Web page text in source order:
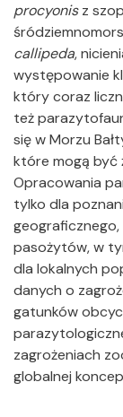
procyonisz
callipeda,
występowanie
który coraz
też
się w Morzu
które mogą być
Opracowania
tylko dla
pasożytów, w
dla lokalnych
danych o
gatunków
zagrożeniach
globalnej